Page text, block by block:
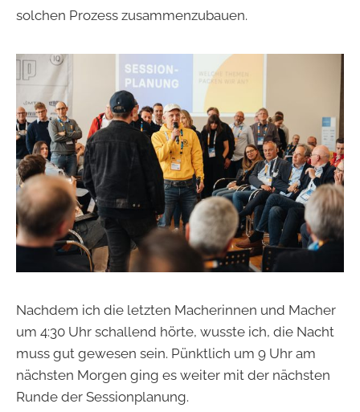
solchen Prozess zusammenzubauen.
Nachdem ich die letzten Macherinnen und Macher
um 4:30 Uhr schallend hörte, wusste ich, die Nacht
muss gut gewesen sein. Pünktlich um 9 Uhr am
nächsten Morgen ging es weiter mit der nächsten
Runde der Sessionplanung.